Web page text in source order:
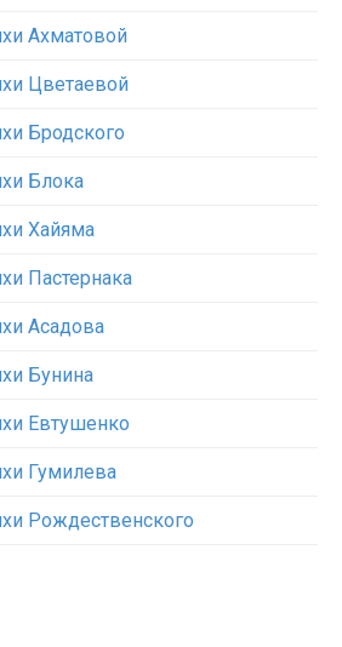
Ахматовой
Цветаевой
Бродского
Блока
Хайяма
Пастернака
Асадова
Бунина
Евтушенко
Гумилева
Рождественского